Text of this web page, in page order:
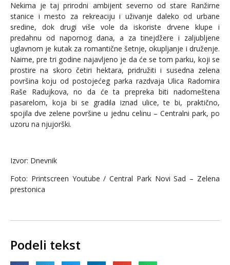
Nekima je taj prirodni ambijent severno od stare Ranžirne
stanice i mesto za rekreaciju i uživanje daleko od urbane
sredine, dok drugi više vole da iskoriste drvene klupe i
predahnu od napornog dana, a za tinejdžere i zaljubljene
uglavnom je kutak za romantične šetnje, okupljanje i druženje.
Naime, pre tri godine najavljeno je da će se tom parku, koji se
prostire na skoro četiri hektara, pridružiti i susedna zelena
površina koju od postojećeg parka razdvaja Ulica Radomira
Raše Radujkova, no da će ta prepreka biti nadomeštena
pasarelom, koja bi se gradila iznad ulice, te bi, praktično,
spojila dve zelene površine u jednu celinu – Centralni park, po
uzoru na njujorški.
Izvor: Dnevnik
Foto: Printscreen Youtube / Central Park Novi Sad – Zelena
prestonica
Podeli tekst